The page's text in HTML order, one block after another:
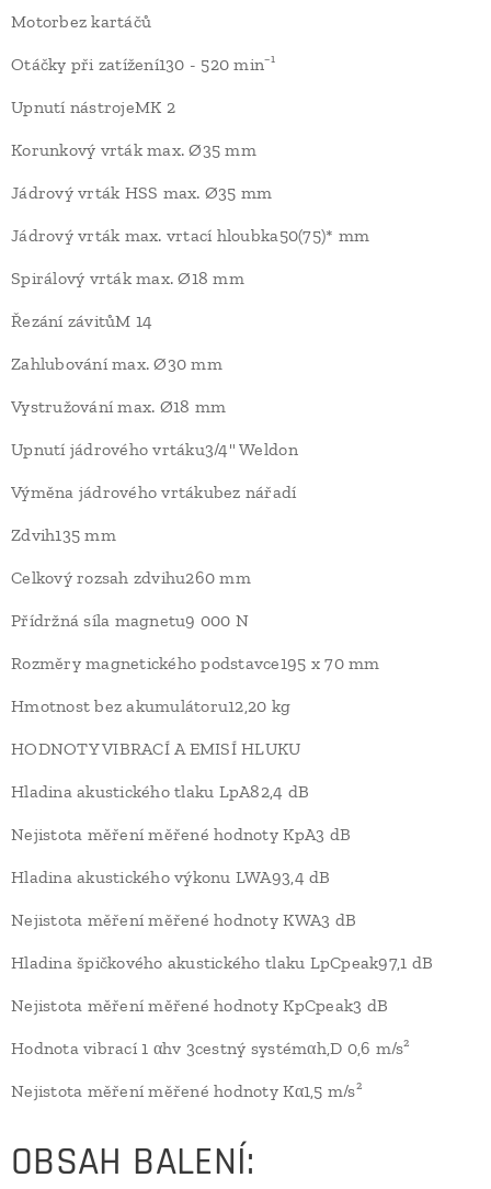
Motorbez kartáčů
Otáčky při zatížení130 - 520 min⁻¹
Upnutí nástrojeMK 2
Korunkový vrták max. Ø35 mm
Jádrový vrták HSS max. Ø35 mm
Jádrový vrták max. vrtací hloubka50(75)* mm
Spirálový vrták max. Ø18 mm
Řezání závitůM 14
Zahlubování max. Ø30 mm
Vystružování max. Ø18 mm
Upnutí jádrového vrtáku3/4" Weldon
Výměna jádrového vrtákubez nářadí
Zdvih135 mm
Celkový rozsah zdvihu260 mm
Přídržná síla magnetu9 000 N
Rozměry magnetického podstavce195 x 70 mm
Hmotnost bez akumulátoru12,20 kg
HODNOTY VIBRACÍ A EMISÍ HLUKU
Hladina akustického tlaku LpA82,4 dB
Nejistota měření měřené hodnoty KpA3 dB
Hladina akustického výkonu LWA93,4 dB
Nejistota měření měřené hodnoty KWA3 dB
Hladina špičkového akustického tlaku LpCpeak97,1 dB
Nejistota měření měřené hodnoty KpCpeak3 dB
Hodnota vibrací 1 αhv 3cestný systémαh,D 0,6 m/s²
Nejistota měření měřené hodnoty Kα1,5 m/s²
OBSAH BALENÍ: